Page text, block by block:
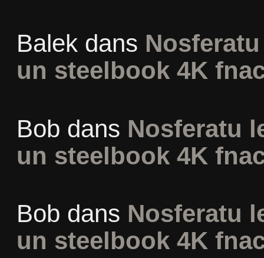
Balekdans
un steelbook 4K
Bob dans Nosferatu
un steelbook 4K
Bob dans Nosferatu
un steelbook 4K